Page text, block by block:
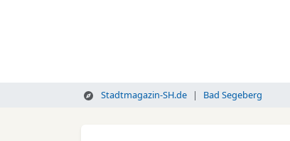
Stadtmagazin-SH.de Bad Segeberg